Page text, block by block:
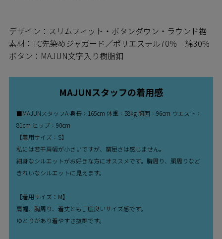
デザイン：スリムフィット・ボタンダウン・ラウンド裾
素材：TC先染めジャガード／ポリエステル70％ 綿30％
ボタン：MAJUN文字入り樹脂釦
MAJUNスタッフの着用感
■MAJUNスタッフA 身長：165cm 体重：58kg 胸囲：96cm ウエスト：
81cm ヒップ：90cm
【着用サイズ：S】
私には若干肩幅が小さいですが、窮屈さは感じません。
細身なシルエットがお好きな方にオススメです。胸周り、胴周りなど
きれいなシルエットに見えます。
【着用サイズ：M】
肩幅、胸周り、着丈とも丁度良いサイズ感です。
ゆとりがあり着やすさ抜群です。